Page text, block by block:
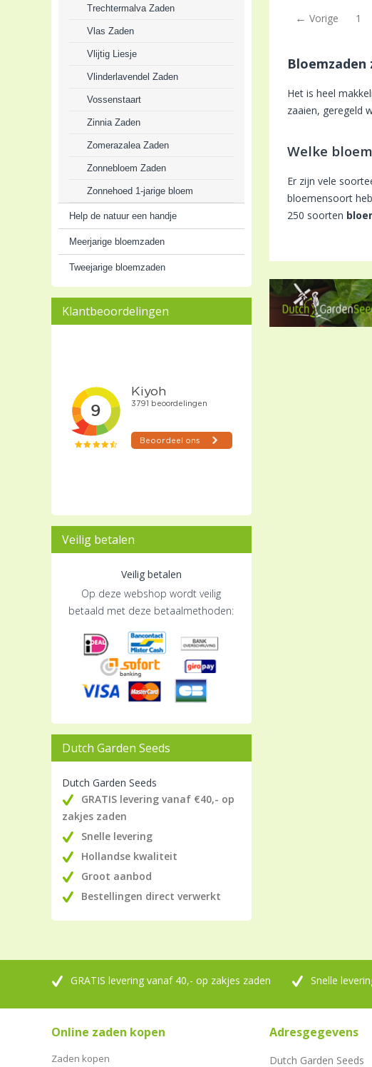
Trechtermalva Zaden
Vlas Zaden
Vlijtig Liesje
Vlinderlavendel Zaden
Vossenstaart
Zinnia Zaden
Zomerazalea Zaden
Zonnebloem Zaden
Zonnehoed 1-jarige bloem
Help de natuur een handje
Meerjarige bloemzaden
Tweejarige bloemzaden
Klantbeoordelingen
Veilig betalen
Veilig betalen
Op deze webshop wordt veilig
betaald met deze betaalmethoden:
Dutch Garden Seeds
Dutch Garden Seeds
GRATIS levering vanaf €40,- op
zakjes zaden
Snelle levering
Hollandse kwaliteit
Groot aanbod
Bestellingen direct verwerkt
Vorige 1
Bloemzaden
Het is heel
zaaien, geregeld
Welke
Er zijn vele
bloemensoort
250 soorten
GRATIS levering vanaf 40,- op zakjes zaden Snelle
Online zaden kopen
Zaden kopen
Adresgegevens
Dutch Garden Seeds